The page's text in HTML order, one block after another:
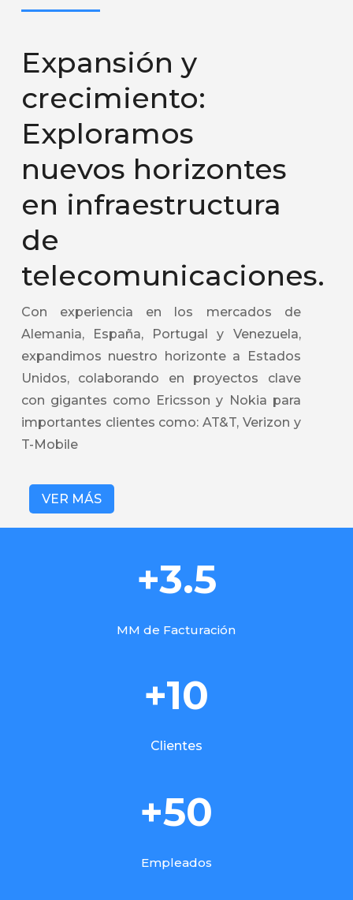
Expansión y
crecimiento:
Exploramos
nuevos horizontes
en infraestructura
de
telecomunicaciones.
Con experiencia en los mercados de
Alemania, España, Portugal y Venezuela,
expandimos nuestro horizonte a Estados
Unidos, colaborando en proyectos clave
con gigantes como Ericsson y Nokia para
importantes clientes como: AT&T, Verizon y
T-Mobile
VER MÁS
+3.5
MM de Facturación
+10
Clientes
+50
Empleados